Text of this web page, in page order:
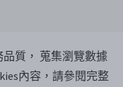
質， 蒐集瀏覽數據
內容，請參閱完整